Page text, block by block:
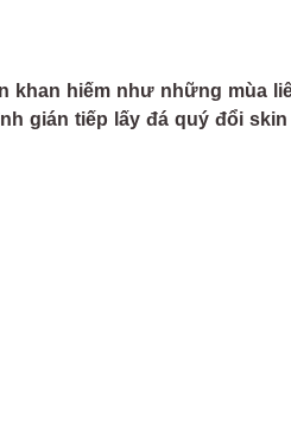
khan hiếm như những mùa
gián tiếp lấy đá quý đổi